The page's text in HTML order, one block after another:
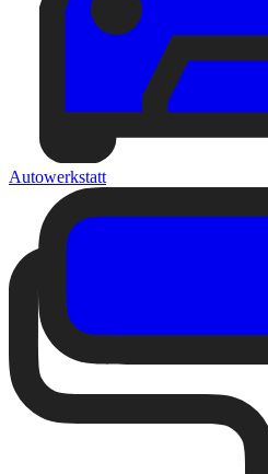
Autowerkstatt